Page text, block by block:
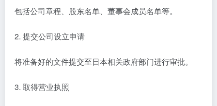
包括公司章程、股东名单、董事会成员名单等。
2. 提交公司设立申请
将准备好的文件提交至日本相关政府部门进行审批。
3. 取得营业执照